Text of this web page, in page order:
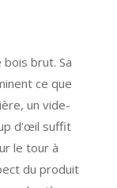
brut. Sa
ce que
un vide-
d’œil suffit
le tour à
du produit